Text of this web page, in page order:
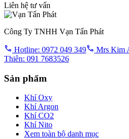
Liên hệ tư vấn
Công Ty TNHH Vạn Tấn Phát
Hotline: 0972 049 349 Mrs Kim
Thiên: 091 7683526
Sản phẩm
Khí Oxy
Khí Argon
Khí CO2
Khí Nito
Xem toàn bộ danh mục